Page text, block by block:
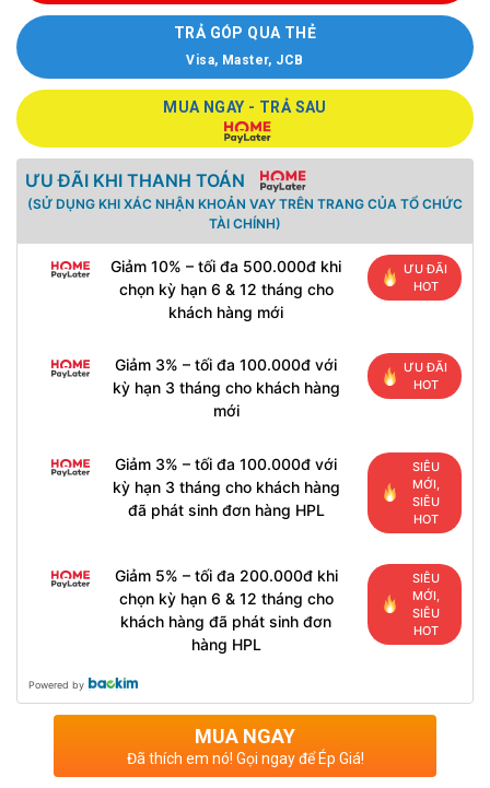
TRẢ GÓP QUA THẺ
Visa, Master, JCB
MUA NGAY - TRẢ SAU
ƯU ĐÃI KHI THANH TOÁN
(SỬ DỤNG KHI XÁC NHẬN KHOẢN VAY TRÊN TRANG CỦA TỔ CHỨC
TÀI CHÍNH)
Giảm 10% – tối đa 500.000đ khi
chọn kỳ hạn 6 & 12 tháng cho
khách hàng mới
ƯU ĐÃI
HOT
Giảm 3% – tối đa 100.000đ với
kỳ hạn 3 tháng cho khách hàng
mới
ƯU ĐÃI
HOT
Giảm 3% – tối đa 100.000đ với
kỳ hạn 3 tháng cho khách hàng
đã phát sinh đơn hàng HPL
SIÊU
MỚI,
SIÊU
HOT
Giảm 5% – tối đa 200.000đ khi
chọn kỳ hạn 6 & 12 tháng cho
khách hàng đã phát sinh đơn
hàng HPL
SIÊU
MỚI,
SIÊU
HOT
Powered by
MUA NGAY
Đã thích em nó! Gọi ngay để Ép Giá!